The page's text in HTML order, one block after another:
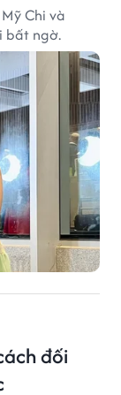
Chi và
bất ngờ.
đối